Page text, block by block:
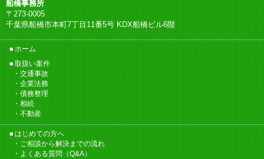
船橋事務所
〒273-0005
千葉県船橋市本町7丁目11番5号 KDX船橋ビル6階
ホーム
取扱い案件
交通事故
企業法務
債務整理
相続
不動産
はじめての方へ
ご相談から解決までの流れ
よくある質問（Q&A）